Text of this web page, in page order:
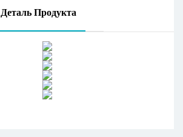
Деталь Продукта